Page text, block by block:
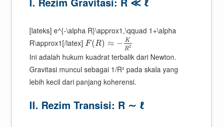
[lateks] e^{-\alpha R}\approx1,\qquad 1+\alpha
R\approx1[/latex] F(R) ≈ − K
R2
Ini adalah hukum kuadrat terbalik dari Newton.
Gravitasi muncul sebagai 1/R² pada skala yang
lebih kecil dari panjang koherensi.
II. Rezim Transisi: R ∼ ℓ